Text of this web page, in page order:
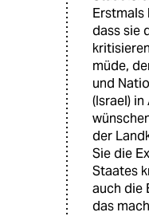
Erstmals
dass sie
müde,
und
(Israel)
der
Sie die
Staates
auch die
das